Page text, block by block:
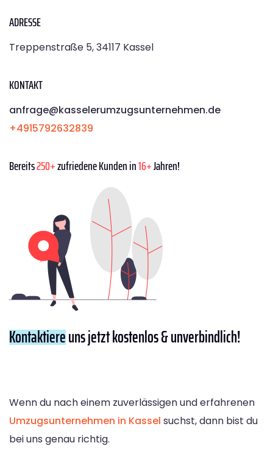
ADRESSE
Treppenstraße 5, 34117 Kassel
KONTAKT
anfrage@kasselerumzugsunternehmen.de
+4915792632839
Bereits250+zufriedene Kunden in16+Jahren!
Kontaktiereuns jetzt kostenlos & unverbindlich!
Wenn du nach einem zuverlässigen und erfahrenen
Umzugsunternehmen in Kassel suchst, dann bist du
bei uns genau richtig.